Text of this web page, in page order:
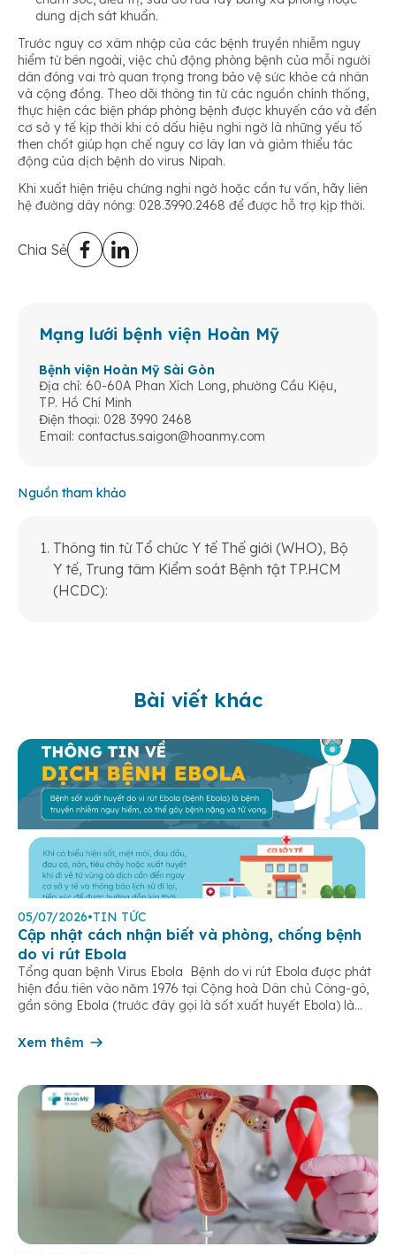
dung dịch sát khuẩn.
Trước nguy cơ xâm nhập của các bệnh truyền nhiễm nguy
hiểm từ bên ngoài, việc chủ động phòng bệnh của mỗi người
dân đóng vai trò quan trọng trong bảo vệ sức khỏe cá nhân
và cộng đồng. Theo dõi thông tin từ các nguồn chính thống,
thực hiện các biện pháp phòng bệnh được khuyến cáo và đến
cơ sở y tế kịp thời khi có dấu hiệu nghi ngờ là những yếu tố
then chốt giúp hạn chế nguy cơ lây lan và giảm thiểu tác
động của dịch bệnh do virus Nipah.
Khi xuất hiện triệu chứng nghi ngờ hoặc cần tư vấn, hãy liên
hệ đường dây nóng: 028.3990.2468 để được hỗ trợ kịp thời.
Chia Sẻ
Mạng lưới bệnh viện Hoàn Mỹ
Bệnh viện Hoàn Mỹ Sài Gòn
Địa chỉ: 60-60A Phan Xích Long, phường Cầu Kiệu,
TP. Hồ Chí Minh
Điện thoại: 028 3990 2468
Email: contactus.saigon@hoanmy.com
Nguồn tham khảo
Thông tin từ Tổ chức Y tế Thế giới (WHO), Bộ
Y tế, Trung tâm Kiểm soát Bệnh tật TP.HCM
(HCDC):
Bài viết khác
05/07/2026•TIN TỨC
Cập nhật cách nhận biết và phòng, chống bệnh
do vi rút Ebola
Tổng quan bệnh Virus Ebola Bệnh do vi rút Ebola được phát
hiện đầu tiên vào năm 1976 tại Cộng hoà Dân chủ Công-gô,
gần sông Ebola (trước đây gọi là sốt xuất huyết Ebola) là
dịch. Bệnh lây truyền do tiếp xúc trực […]
Xem thêm